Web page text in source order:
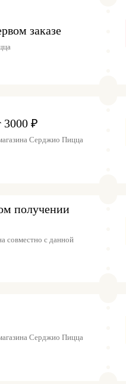
заказе
3000 ₽
Серджио Пицца
получении
совместно с данной
Серджио Пицца